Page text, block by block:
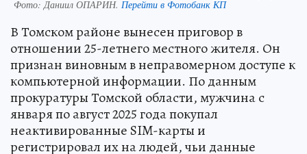
Фото:Даниил ОПАРИН. Перейти в Фотобанк КП
В Томском районе вынесен приговор в
отношении 25-летнего местного жителя. Он
признан виновным в неправомерном доступе к
компьютерной информации. По данным
прокуратуры Томской области, мужчина с
января по август 2025 года покупал
неактивированные SIM-карты и
регистрировал их на людей, чьи данные